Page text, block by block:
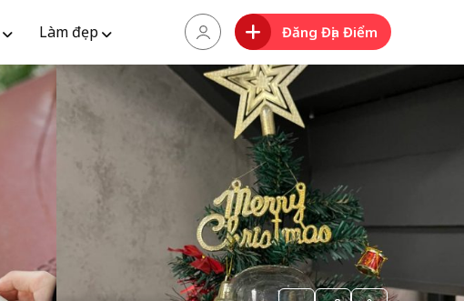
Làm đẹp Đăng Địa Điểm